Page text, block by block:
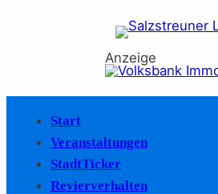
Anzeige
Start
Veranstaltungen
StadtTicker
Revierverhalten